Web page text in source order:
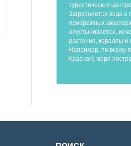
туристических
Загрязняется вода и
прибрежных
опустынивается,
растения, кораллы и
Например, по всему
Красного моря